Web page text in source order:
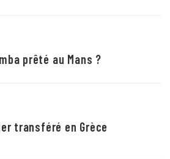
prêté au Mans ?
transféré en Grèce